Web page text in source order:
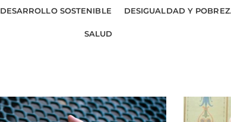
DESARROLLO SOSTENIBLE DESIGUALDAD Y
SALUD